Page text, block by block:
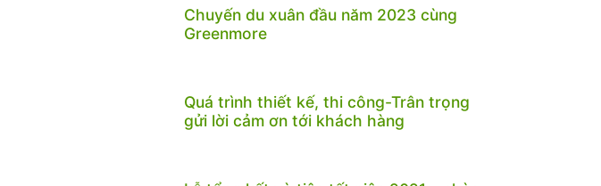
Chuyến du xuân đầu năm 2023 cùng
Greenmore
Quá trình thiết kế, thi công-Trân trọng
gửi lời cảm ơn tới khách hàng